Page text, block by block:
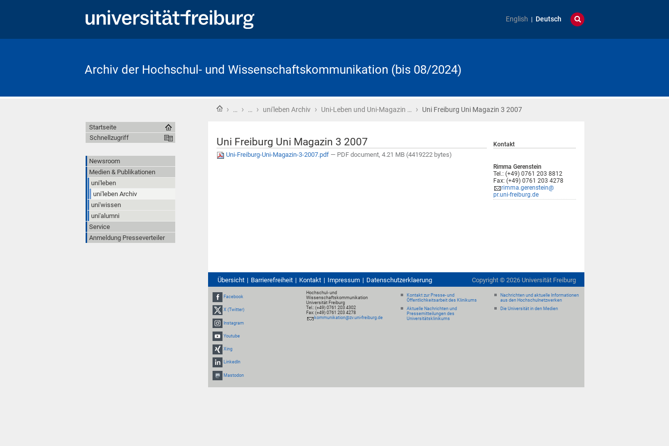
English Deutsch
Archiv der Hochschul- und Wissenschaftskommunikation (bis 08/2024)
Startseite
› … › … › uni'leben Archiv › Uni-Leben und Uni-Magazin … › Uni Freiburg Uni Magazin 3 2007
Uni Freiburg Uni Magazin 3 2007
Uni-Freiburg-Uni-Magazin-3-2007.pdf — PDF document, 4.21 MB (4419222 bytes)
Kontakt
Rimma Gerenstein
Tel.: (+49) 0761 203 8812
Fax: (+49) 0761 203 4278
rimma.gerenstein@
pr.uni-freiburg.de
Startseite
Schnellzugriff
Newsroom
Medien & Publikationen
uni'leben
uni'leben Archiv
uni'wissen
uni'alumni
Service
Anmeldung Presseverteiler
Übersicht Barrierefreiheit Kontakt Impressum Datenschutzerklaerung Copyright © 2026 Universität Freiburg
Facebook
X (Twitter)
Instagram
Youtube
Xing
LinkedIn
Mastodon
Hochschul- und
Wissenschaftskommunikation
Universität Freiburg
Tel.: (+49) 0761 203 4302
Fax: (+49) 0761 203 4278
kommunikation@zv.uni-freiburg.de
Kontakt zur Presse- und
Öffentlichkeitsarbeit des Klinikums
Aktuelle Nachrichten und
Pressemitteilungen des
Universitätsklinikums
Nachrichten und aktuelle Informationen
aus den Hochschulnetzwerken
Die Universität in den Medien